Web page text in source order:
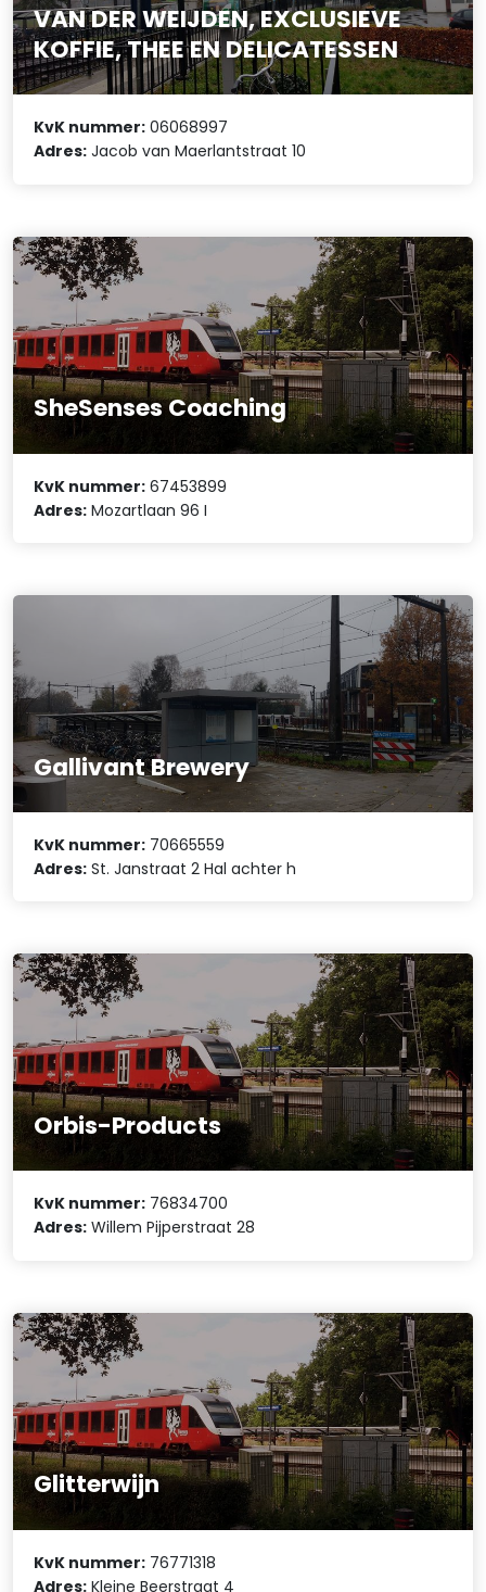
VAN DER WEIJDEN, EXCLUSIEVE
KOFFIE, THEE EN DELICATESSEN
KvK nummer: 06068997
Adres: Jacob van Maerlantstraat 10
SheSenses Coaching
KvK nummer: 67453899
Adres: Mozartlaan 96 I
Gallivant Brewery
KvK nummer: 70665559
Adres: St. Janstraat 2 Hal achter h
Orbis-Products
KvK nummer: 76834700
Adres: Willem Pijperstraat 28
Glitterwijn
KvK nummer: 76771318
Adres: Kleine Beerstraat 4